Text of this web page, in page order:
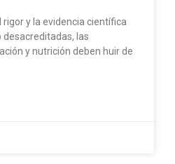
rigor y la evidencia científica
las
y nutrición deben huir de